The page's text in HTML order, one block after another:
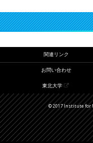
関連リンク
お問い合わせ
東北大学
© 2017 Institute for